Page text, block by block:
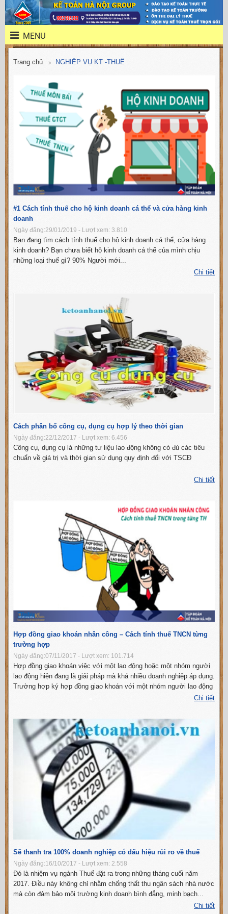
MENU
Trang chủ NGHIỆP VỤ KT -THUẾ
#1 Cách tính thuế cho hộ kinh doanh cá thể và cửa hàng kinh
doanh
Ngày đăng:29/01/2019 - Lượt xem: 3.810
Bạn đang tìm cách tính thuế cho hộ kinh doanh cá thể, cửa hàng
kinh doanh? Bạn chưa biết hộ kinh doanh cá thể của mình chịu
những loại thuế gì? 90% Người mới...
Chi tiết
Cách phân bổ công cụ, dụng cụ hợp lý theo thời gian
Ngày đăng:22/12/2017 - Lượt xem: 6.456
Công cụ, dụng cụ là những tư liệu lao động không có đủ các tiêu
chuẩn về giá trị và thời gian sử dụng quy định đối với TSCĐ
Chi tiết
Hợp đồng giao khoán nhân công – Cách tính thuế TNCN từng
trường hợp
Ngày đăng:07/11/2017 - Lượt xem: 101.714
Hợp đồng giao khoán việc với một lao động hoặc một nhóm người
lao động hiện đang là giải pháp mà khá nhiều doanh nghiệp áp dụng.
Trường hợp ký hợp đồng giao khoán với một nhóm người lao động
thì sẽ có một người đại diện nhóm đứng ra làm việc với DoanhChi tiết
Sẽ thanh tra 100% doanh nghiệp có dấu hiệu rủi ro về thuế
Ngày đăng:16/10/2017 - Lượt xem: 2.558
Đó là nhiệm vụ ngành Thuế đặt ra trong những tháng cuối năm
2017. Điều này không chỉ nhằm chống thất thu ngân sách nhà nước
mà còn đảm bảo môi trường kinh doanh bình đẳng, minh bạch...
Chi tiết